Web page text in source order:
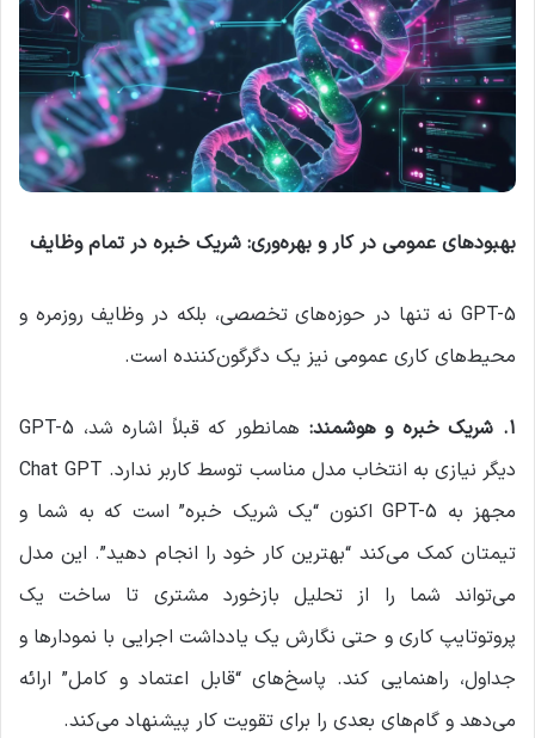
بهبودهای عمومی در کار و بهره‌وری: شریک خبره در تمام وظایف
GPT-5 نه تنها در حوزه‌های تخصصی، بلکه در وظایف روزمره و
محیط‌های کاری عمومی نیز یک دگرگون‌کننده است.
۱. شریک خبره و هوشمند:
همانطور که قبلاً اشاره شد، GPT-5
دیگر نیازی به انتخاب مدل مناسب توسط کاربر ندارد. Chat GPT
مجهز به GPT-5 اکنون “یک شریک خبره” است که به شما و
تیمتان کمک می‌کند “بهترین کار خود را انجام دهید”. این مدل
می‌تواند شما را از تحلیل بازخورد مشتری تا ساخت یک
پروتوتایپ کاری و حتی نگارش یک یادداشت اجرایی با نمودارها و
جداول، راهنمایی کند. پاسخ‌های “قابل اعتماد و کامل” ارائه
می‌دهد و گام‌های بعدی را برای تقویت کار پیشنهاد می‌کند.